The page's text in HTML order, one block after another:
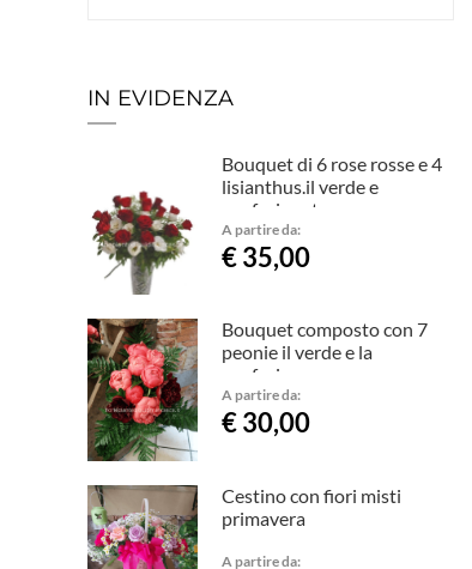
IN EVIDENZA
Bouquet di 6 rose rosse e 4
lisianthus.il verde e
confezionato
A partire da:
€ 35,00
Bouquet composto con 7
peonie il verde e la
confezione
A partire da:
€ 30,00
Cestino con fiori misti
primavera
A partire da: